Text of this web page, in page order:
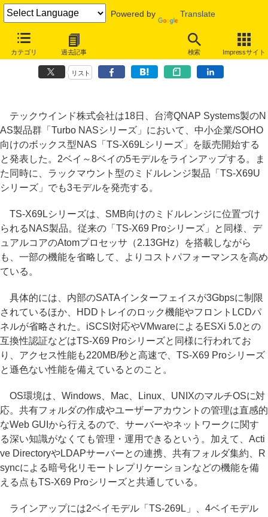
Powered by Translate
カテゴリ 過去記事 検索 Impressサイト
テックウインド、QNAP製ボックス型NASにSMB向けのローコストモ
デルを追加
リスト
テックウインド株式会社は18日、台湾QNAP Systems製のN
AS製品群「Turbo NASシリーズ」において、中小企業/SOHO
向けのボックス型NAS「TS-X69Lシリーズ」を販売開始する
と発表した。2ベイ～8ベイの5モデルをラインアップする。ま
た同時に、ラックマウント型のミドルレンジ製品「TS-X69U
シリーズ」でも3モデルを発売する。
TS-X69Lシリーズは、SMB向けのミドルレンジに位置づけ
られるNAS製品。従来の「TS-X69 Proシリーズ」と同様、デ
ュアルコアのAtomプロセッサ（2.13GHz）を搭載しながら
も、一部の機能を省略して、よりコストパフォーマンスを高め
ている。
具体的には、内部のSATAインターフェイスが3Gbpsに制限
されているほか、HDDトレイのロック機能やフロントLCDパ
ネルが省略された。iSCSI対応やVMwareによるESXi 5.0との
互換性認証などはTS-X69 Proシリーズと同様に行われてお
り、アクセス性能も220MB/秒と高速で、TS-X69 Proシリーズ
と遜色ない性能を備えているとのこと。
OS環境は、Windows、Mac、Linux、UNIXのマルチOSに対
応。共有フォルダの作成やユーザーアカウントの管理は直感的
なWeb GUIから行えるので、サーバーやネットワークに関す
る深い知識がなくても管理・運用できるという。加えて、Acti
ve DirectoryやLDAPサーバーとの連携、共有フォルダ集約、R
syncによる暗号化リモートレプリケーションなどの機能を備
える点もTS-X69 Proシリーズと共通している。
ラインアップには2ベイモデル「TS-269L」、4ベイモデル